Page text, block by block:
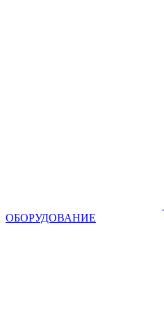
ОБОРУДОВАНИЕ